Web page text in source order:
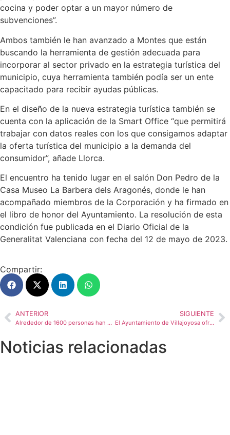
cocina y poder optar a un mayor número de
subvenciones”.
Ambos también le han avanzado a Montes que están
buscando la herramienta de gestión adecuada para
incorporar al sector privado en la estrategia turística del
municipio, cuya herramienta también podía ser un ente
capacitado para recibir ayudas públicas.
En el diseño de la nueva estrategia turística también se
cuenta con la aplicación de la Smart Office “que permitirá
trabajar con datos reales con los que consigamos adaptar
la oferta turística del municipio a la demanda del
consumidor”, añade Llorca.
El encuentro ha tenido lugar en el salón Don Pedro de la
Casa Museo La Barbera dels Aragonés, donde le han
acompañado miembros de la Corporación y ha firmado en
el libro de honor del Ayuntamiento. La resolución de esta
condición fue publicada en el Diario Oficial de la
Generalitat Valenciana con fecha del 12 de mayo de 2023.
Compartir:
ANTERIOR
Alrededor de 1600 personas han visitado el stand Villajoyosa en la feria Alicante Gastronómica que se ha celebrado este fin de semana en IFA
SIGUIENTE
El Ayuntamiento de Villajoyosa ofrece ayudas a las pymes, autónomos y profesionales para contrarrestar los gastos ante la subida de precios
Noticias relacionadas